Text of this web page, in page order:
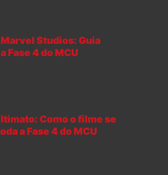
Studios: Guia
Fase 4 do MCU
Como o filme se
a Fase 4 do MCU